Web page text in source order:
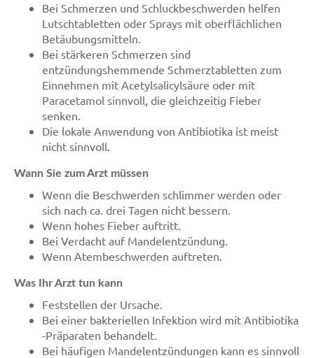
Bei Schmerzen und Schluckbeschwerden helfen
Lutschtabletten oder Sprays mit oberflächlichen
Betäubungsmitteln.
Bei stärkeren Schmerzen sind
entzündungshemmende Schmerztabletten zum
Einnehmen mit Acetylsalicylsäure oder mit
Paracetamol sinnvoll, die gleichzeitig Fieber
senken.
Die lokale Anwendung von Antibiotika ist meist
nicht sinnvoll.
Wann Sie zum Arzt müssen
Wenn die Beschwerden schlimmer werden oder
sich nach ca. drei Tagen nicht bessern.
Wenn hohes Fieber auftritt.
Bei Verdacht auf Mandelentzündung.
Wenn Atembeschwerden auftreten.
Was Ihr Arzt tun kann
Feststellen der Ursache.
Bei einer bakteriellen Infektion wird mit Antibiotika
-Präparaten behandelt.
Bei häufigen Mandelentzündungen kann es sinnvoll